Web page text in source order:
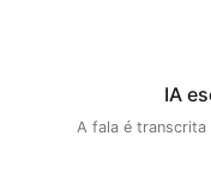
IA
A fala é transcrita